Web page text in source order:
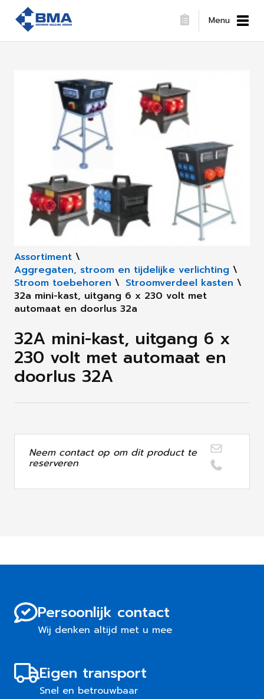
Menu
Assortiment \
Aggregaten, stroom en tijdelijke verlichting \
Stroom toebehoren \ Stroomverdeel kasten \
32a mini-kast, uitgang 6 x 230 volt met
automaat en doorlus 32a
32A mini-kast, uitgang 6 x
230 volt met automaat en
doorlus 32A
Neem contact op om dit product te
reserveren
Persoonlijk contact
Wij denken altijd met u mee
Eigen transport
Snel en betrouwbaar